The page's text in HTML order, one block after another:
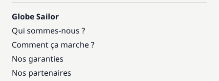
Globe Sailor
Qui sommes-nous ?
Comment ça marche ?
Nos garanties
Nos partenaires